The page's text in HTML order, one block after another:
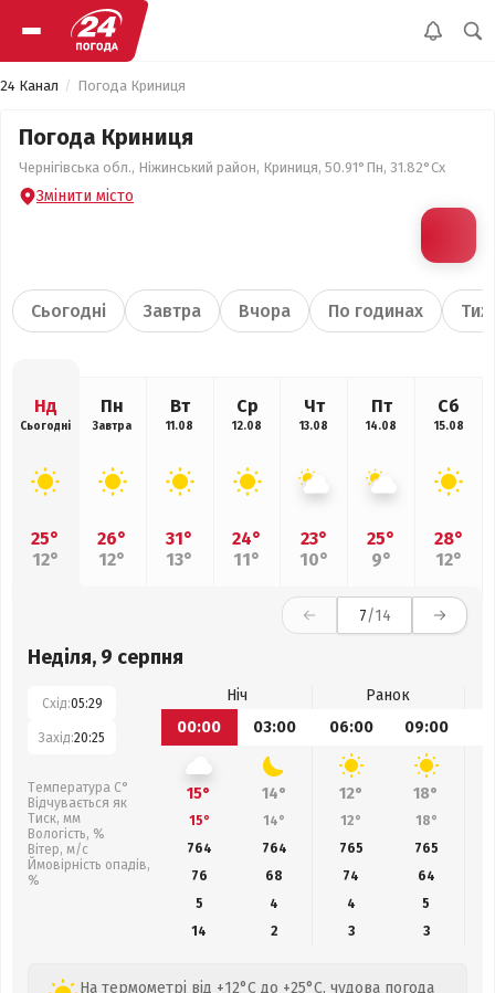
24 Канал Погода Криниця
Погода Криниця
Чернігівська обл., Ніжинський район, Криниця, 50.91°Пн, 31.82°Сх
Змінити місто
Сьогодні Завтра Вчора По годинах
Нд
Сьогодні
25°
12°
Пн
Завтра
26°
12°
Вт
11.08
31°
13°
Ср
12.08
24°
11°
Чт
13.08
23°
10°
Пт
14.08
25°
9°
Сб
15.08
28°
12°
7/14
Неділя, 9 серпня
Схід:05:29
Захід:20:25
Температура С°
Відчувається як
Тиск, мм
Вологість, %
Вітер, м/с
Ймовірність опадів,
%
Ніч
Ранок
00:00
03:00 06:00 09:00
15° 14° 12° 18°
15° 14° 12° 18°
764
764 765 765
76
68 74 64
5
4 4
5
14
2 3 3
На термометрі від +12°C до +25°C, чудова погода